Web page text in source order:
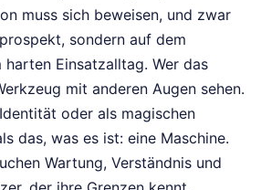
muss sich beweisen, und zwar
sondern auf dem
harten Einsatzalltag. Wer das
mit anderen Augen sehen.
oder als magischen
das, was es ist: eine Maschine.
Wartung, Verständnis und